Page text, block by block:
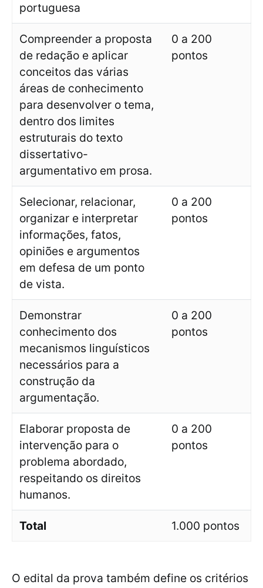
portuguesa
Compreender a proposta
de redação e aplicar
conceitos das várias
áreas de conhecimento
para desenvolver o tema,
dentro dos limites
estruturais do texto
dissertativo-
argumentativo em prosa.
0 a 200
pontos
Selecionar, relacionar,
organizar e interpretar
informações, fatos,
opiniões e argumentos
em defesa de um ponto
de vista.
0 a 200
pontos
Demonstrar
conhecimento dos
mecanismos linguísticos
necessários para a
construção da
argumentação.
0 a 200
pontos
Elaborar proposta de
intervenção para o
problema abordado,
respeitando os direitos
humanos.
0 a 200
pontos
Total 1.000 pontos
O edital da prova também define os critérios